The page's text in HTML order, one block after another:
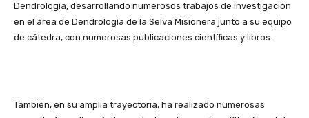
Dendrología, desarrollando numerosos trabajos de investigación
en el área de Dendrología de la Selva Misionera junto a su equipo
de cátedra, con numerosas publicaciones científicas y libros.
También, en su amplia trayectoria, ha realizado numerosas